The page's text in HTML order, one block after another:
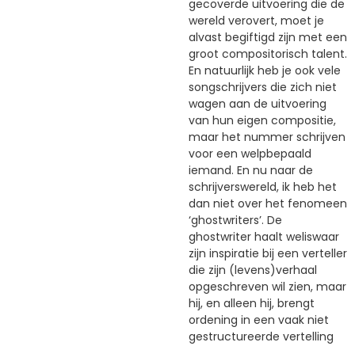
gecoverde uitvoering die de
wereld verovert, moet je
alvast begiftigd zijn met een
groot compositorisch talent.
En natuurlijk heb je ook vele
songschrijvers die zich niet
wagen aan de uitvoering
van hun eigen compositie,
maar het nummer schrijven
voor een welpbepaald
iemand. En nu naar de
schrijverswereld, ik heb het
dan niet over het fenomeen
‘ghostwriters’. De
ghostwriter haalt weliswaar
zijn inspiratie bij een verteller
die zijn (levens)verhaal
opgeschreven wil zien, maar
hij, en alleen hij, brengt
ordening in een vaak niet
gestructureerde vertelling